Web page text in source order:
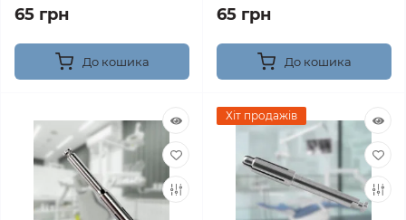
65 грн
До кошика
65 грн
До кошика
Хіт продажів